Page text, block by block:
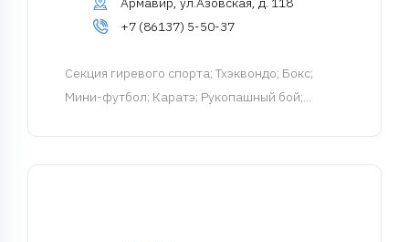
+7 (86137) 5-50-37
Cекция гиревого спорта; Тхэквондо; Бокс;
Мини-футбол; Каратэ; Рукопашный бой;...